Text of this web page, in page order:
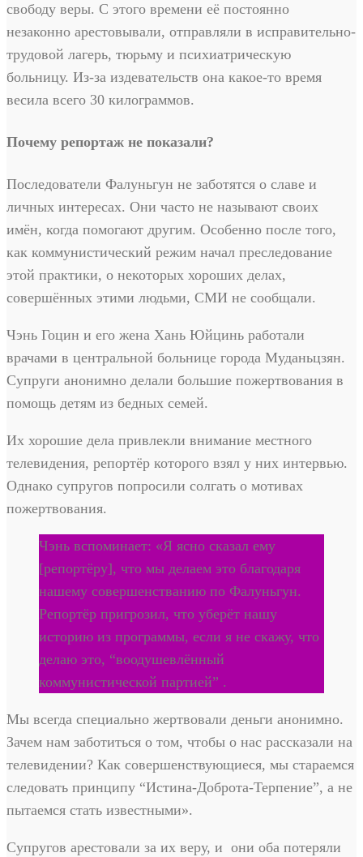
свободу веры. С этого времени её постоянно
незаконно арестовывали, отправляли в исправительно-
трудовой лагерь, тюрьму и психиатрическую
больницу. Из-за издевательств она какое-то время
весила всего 30 килограммов.
Почему репортаж не показали?
Последователи Фалуньгун не заботятся о славе и
личных интересах. Они часто не называют своих
имён, когда помогают другим. Особенно после того,
как коммунистический режим начал преследование
этой практики, о некоторых хороших делах,
совершённых этими людьми, СМИ не сообщали.
Чэнь Гоцин и его жена Хань Юйцинь работали
врачами в центральной больнице города Муданьцзян.
Супруги анонимно делали большие пожертвования в
помощь детям из бедных семей.
Их хорошие дела привлекли внимание местного
телевидения, репортёр которого взял у них интервью.
Однако супругов попросили солгать о мотивах
пожертвования.
Чэнь вспоминает: «Я ясно сказал ему
[репортёру], что мы делаем это благодаря
нашему совершенстванию по Фалуньгун.
Репортёр пригрозил, что уберёт нашу
историю из программы, если я не скажу, что
делаю это, “воодушевлённый
коммунистической партией” .
Мы всегда специально жертвовали деньги анонимно.
Зачем нам заботиться о том, чтобы о нас рассказали на
телевидении? Как совершенствующиеся, мы стараемся
следовать принципу “Истина-Доброта-Терпение”, а не
пытаемся стать известными».
Супругов арестовали за их веру, и они оба потеряли